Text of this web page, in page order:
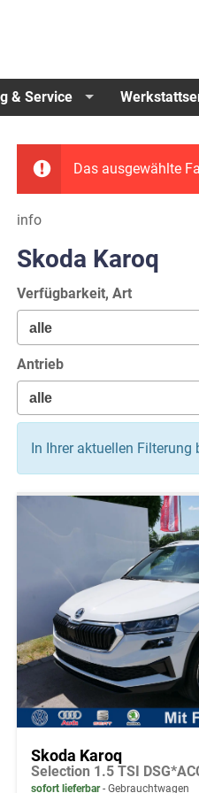
& Service
Das ausgewählte
info
Skoda Karoq
Verfügbarkeit, Art
Antrieb
In Ihrer aktuellen Filterung
Skoda Karoq
sofort lieferbar Gebrauchtwagen